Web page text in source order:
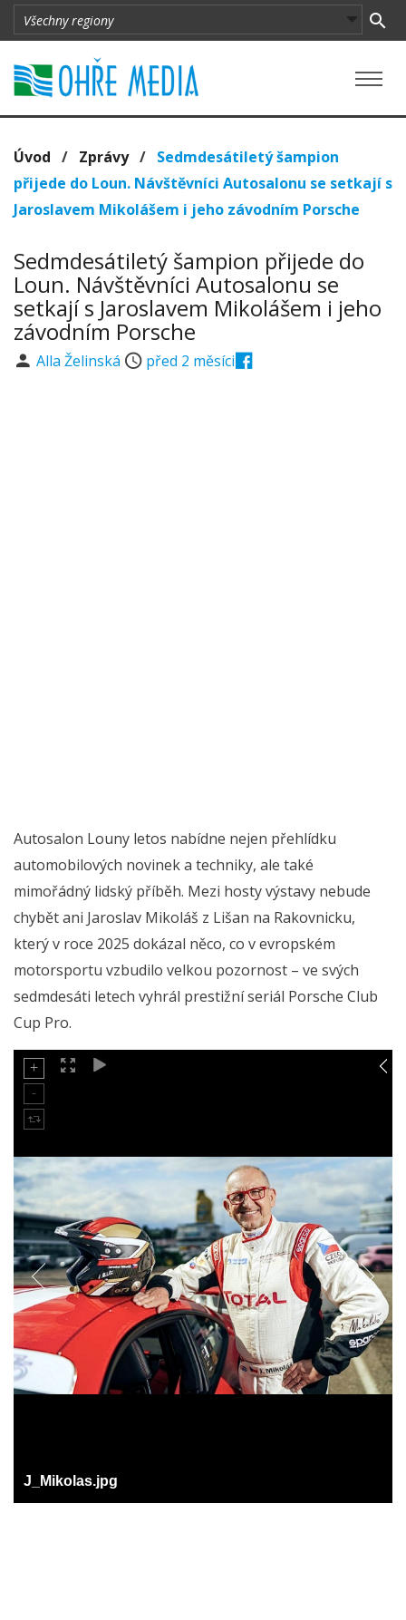
Úvod / Zprávy/ Sedmdesátiletý šampion
přijede do Loun. Návštěvníci Autosalonu se setkají s
Jaroslavem Mikolášem i jeho závodním Porsche
Sedmdesátiletý šampion přijede do
Loun. Návštěvníci Autosalonu se
setkají s Jaroslavem Mikolášem i jeho
závodním Porsche
Alla Želinská před 2 měsíci
Autosalon Louny letos nabídne nejen přehlídku
automobilových novinek a techniky, ale také
mimořádný lidský příběh. Mezi hosty výstavy nebude
chybět ani Jaroslav Mikoláš z Lišan na Rakovnicku,
který v roce 2025 dokázal něco, co v evropském
motorsportu vzbudilo velkou pozornost – ve svých
sedmdesáti letech vyhrál prestižní seriál Porsche Club
Cup Pro.
J_Mikolas.jpg